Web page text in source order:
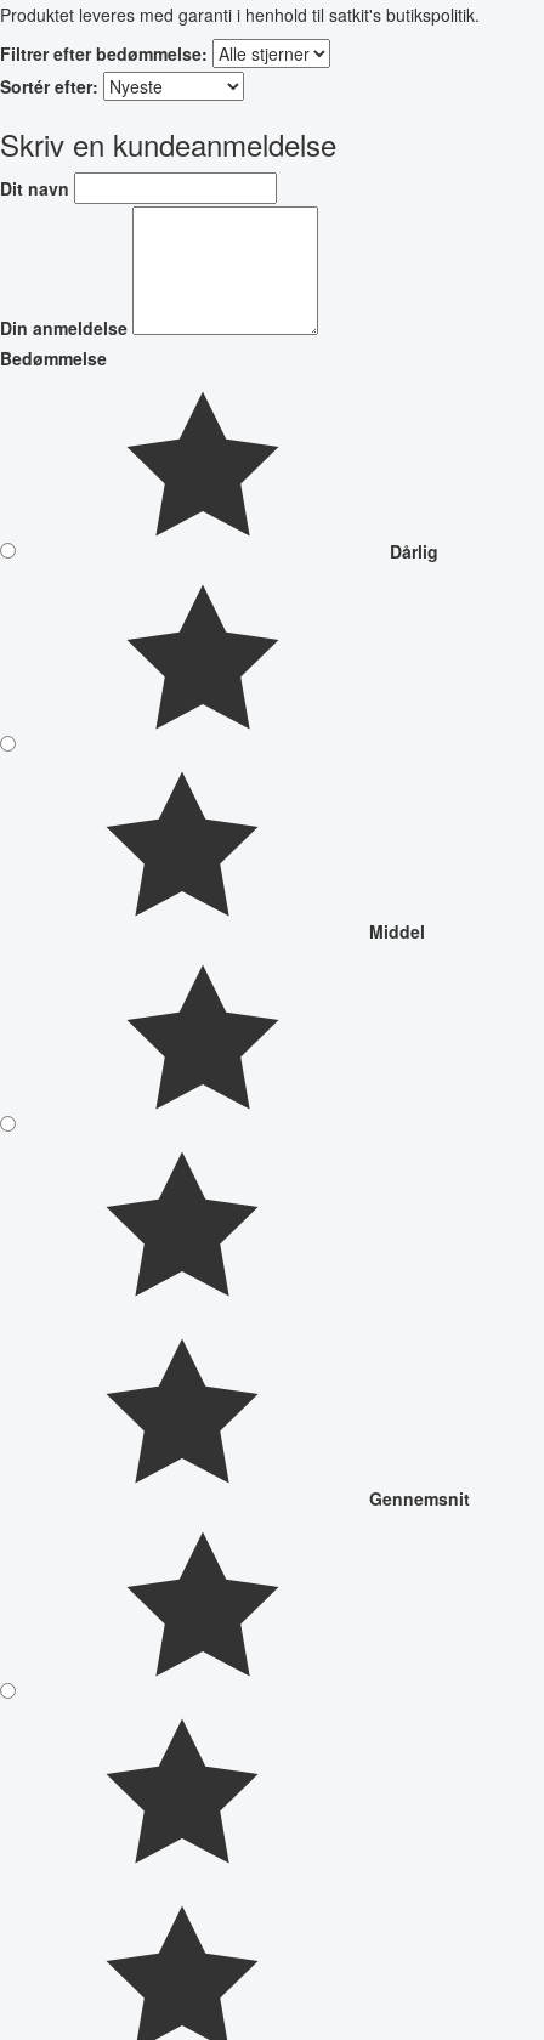
Produktet leveres med garanti i henhold til satkit's butikspolitik.
Filtrer efter bedømmelse:
Sortér efter:
Skriv en kundeanmeldelse
Dit navn
Din anmeldelse
Bedømmelse
Dårlig
Middel
Gennemsnit